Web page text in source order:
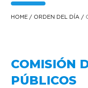
HOME / ORDEN DEL DÍA /
COMISIÓN
PÚBLICOS